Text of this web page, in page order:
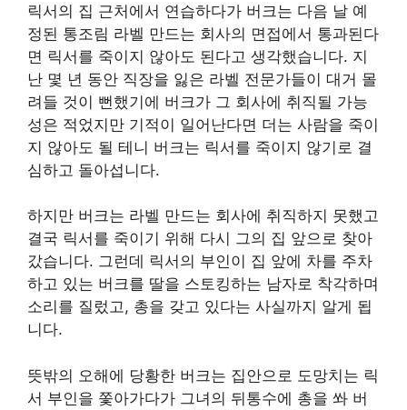
릭서의 집 근처에서 연습하다가 버크는 다음 날 예
정된 통조림 라벨 만드는 회사의 면접에서 통과된다
면 릭서를 죽이지 않아도 된다고 생각했습니다. 지
난 몇 년 동안 직장을 잃은 라벨 전문가들이 대거 몰
려들 것이 뻔했기에 버크가 그 회사에 취직될 가능
성은 적었지만 기적이 일어난다면 더는 사람을 죽이
지 않아도 될 테니 버크는 릭서를 죽이지 않기로 결
심하고 돌아섭니다.
하지만 버크는 라벨 만드는 회사에 취직하지 못했고
결국 릭서를 죽이기 위해 다시 그의 집 앞으로 찾아
갔습니다. 그런데 릭서의 부인이 집 앞에 차를 주차
하고 있는 버크를 딸을 스토킹하는 남자로 착각하며
소리를 질렀고, 총을 갖고 있다는 사실까지 알게 됩
니다.
뜻밖의 오해에 당황한 버크는 집안으로 도망치는 릭
서 부인을 쫓아가다가 그녀의 뒤통수에 총을 쏴 버